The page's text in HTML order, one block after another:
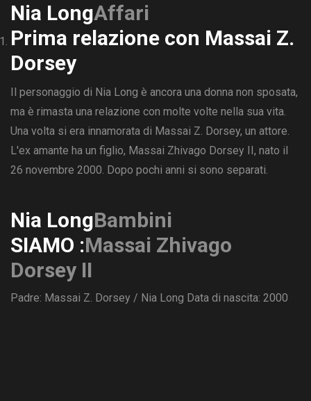
Nia LongAffari
Prima relazione con Massai Z.
Dorsey
Il personaggio di Nia Long è ancora una donna non sposata,
ma è rimasta una relazione con molte volte nella sua vita.
Una volta si era innamorata di Massai Z. Dorsey, un attore.
L'ex amante ha un figlio, Massai Zhivago Dorsey II, nato il
26 novembre 2000. Dopo pochi anni si sono separati.
Nia LongBambini
SIAMO :Massai Zhivago
Dorsey II
Padre: Massai Z. Dorsey / Nia Long Data di nascita: 2000